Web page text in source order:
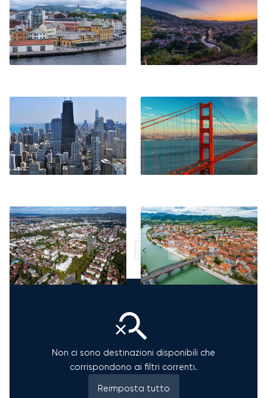
San Francisco
Banja Luka Maribor
1 ...
Non ci sono destinazioni disponibili che
corrispondono ai filtri correnti.
Reimposta tutto